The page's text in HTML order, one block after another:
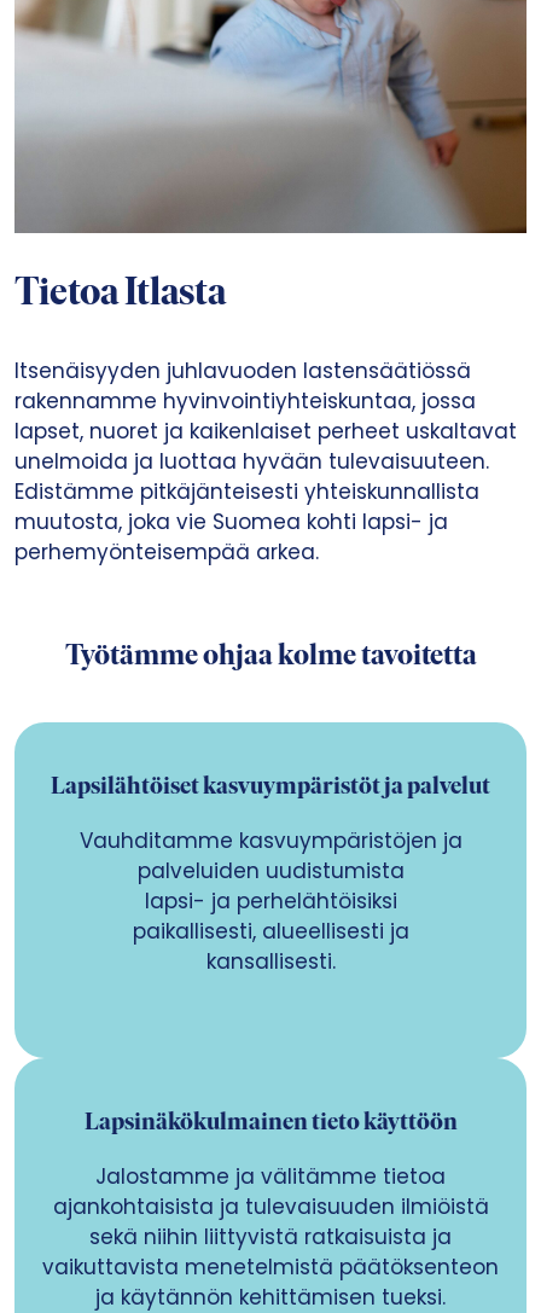
Tietoa Itlasta
Itsenäisyyden juhlavuoden lastensäätiössä
rakennamme hyvinvointiyhteiskuntaa, jossa
lapset, nuoret ja kaikenlaiset perheet uskaltavat
unelmoida ja luottaa hyvään tulevaisuuteen.
Edistämme pitkäjänteisesti yhteiskunnallista
muutosta, joka vie Suomea kohti lapsi- ja
perhemyönteisempää arkea.
Työtämme ohjaa kolme tavoitetta
Lapsilähtöiset kasvuympäristöt ja palvelut
Vauhditamme kasvuympäristöjen ja
palveluiden uudistumista
lapsi- ja perhelähtöisiksi
paikallisesti, alueellisesti ja
kansallisesti.
Lapsinäkökulmainen tieto käyttöön
Jalostamme ja välitämme tietoa
ajankohtaisista ja tulevaisuuden ilmiöistä
sekä niihin liittyvistä ratkaisuista ja
vaikuttavista menetelmistä päätöksenteon
ja käytännön kehittämisen tueksi.